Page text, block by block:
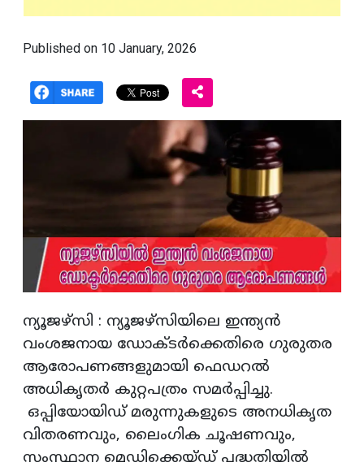
Published on 10 January, 2026
ന്യൂജഴ്‌സി : ന്യൂജഴ്‌സിയിലെ ഇന്ത്യൻ
വംശജനായ ഡോക്ടർക്കെതിരെ ഗുരുതര
ആരോപണങ്ങളുമായി ഫെഡറൽ
അധികൃതർ കുറ്റപത്രം സമർപ്പിച്ചു.
ഒപ്പിയോയിഡ് മരുന്നുകളുടെ അനധികൃത
വിതരണവും, ലൈംഗിക ചൂഷണവും,
സംസ്ഥാന മെഡിക്കെയ്ഡ് പദ്ധതിയിൽ